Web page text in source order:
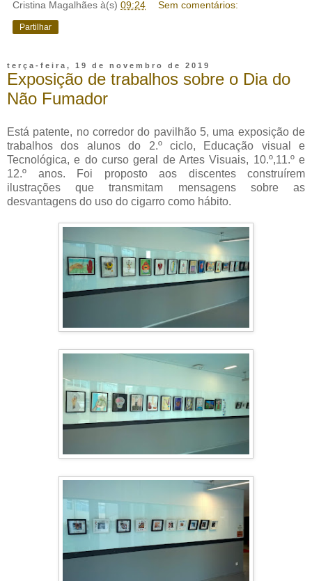
Cristina Magalhães à(s) 09:24 Sem comentários:
Partilhar
terça-feira, 19 de novembro de 2019
Exposição de trabalhos sobre o Dia do
Não Fumador
Está patente, no corredor do pavilhão 5, uma exposição de
trabalhos dos alunos do 2.º ciclo, Educação visual e
Tecnológica, e do curso geral de Artes Visuais, 10.º,11.º e
12.º anos. Foi proposto aos discentes construírem
ilustrações que transmitam mensagens sobre as
desvantagens do uso do cigarro como hábito.